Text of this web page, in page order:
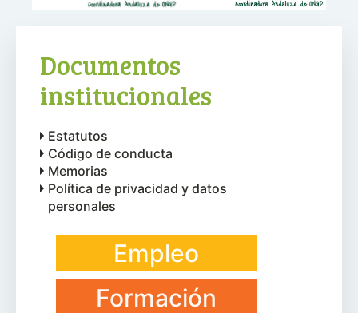
Documentos
institucionales
Estatutos
Código de conducta
Memorias
Política de privacidad y datos
personales
Empleo
Formación